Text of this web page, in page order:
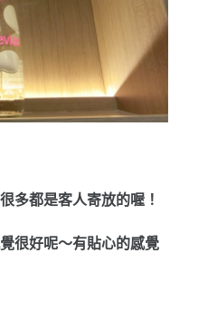
多都是客人寄放的喔！
很好呢～有貼心的感覺